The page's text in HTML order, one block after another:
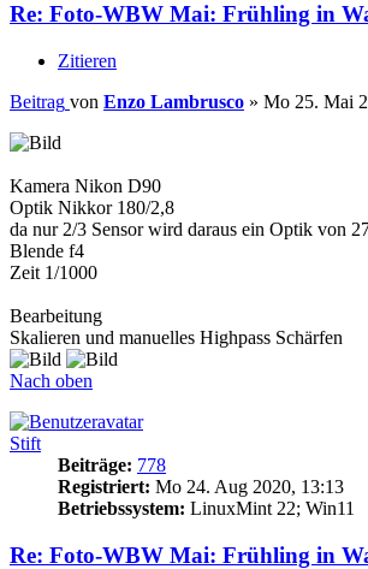
Re: Foto-WBW Mai: Frühling in
Zitieren
Beitrag von Enzo Lambrusco » Mo 25. Mai
Kamera Nikon D90
Optik Nikkor 180/2,8
da nur 2/3 Sensor wird daraus ein Optik von
Blende f4
Zeit 1/1000
Bearbeitung
Skalieren und manuelles Highpass Schärfen
Nach oben
Stift
Beiträge: 778
Registriert: Mo 24. Aug 2020, 13:13
Betriebssystem: LinuxMint 22; Win11
Re: Foto-WBW Mai: Frühling in